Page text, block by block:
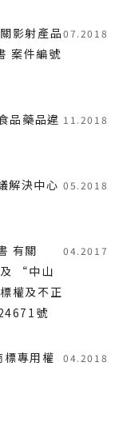
影射產品
案件編號
07.2018
品藥品違 11.2018
解決中心 05.2018
有關
“中山
權及不正
號
04.2017
專用權
04.2018